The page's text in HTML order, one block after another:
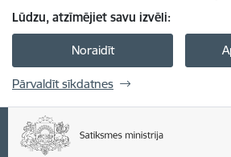
Lūdzu, atzīmējiet savu izvēli:
Noraidīt
Pārvaldīt sīkdatnes